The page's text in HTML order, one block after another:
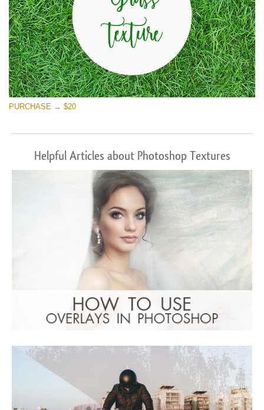
PURCHASE → $20
Helpful Articles about Photoshop Textures